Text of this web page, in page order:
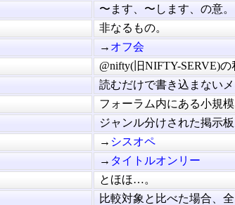
〜ます、〜します、の意。
非なるもの。
→ オフ会
@nifty(旧NIFTY-SERVE)の
読むだけで書き込まないメ
フォーラム内にある小規
ジャンル分けされた掲示板
→ シスオペ
→ タイトルオンリー
とほほ…。
比較対象と比べた場合、